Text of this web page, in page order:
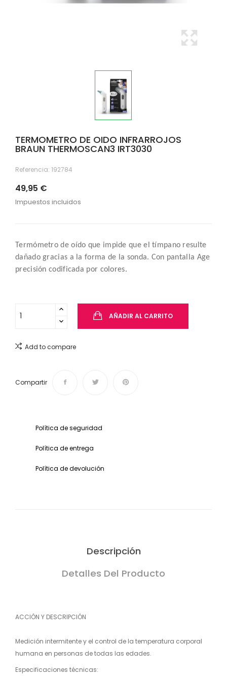
TERMOMETRO DE OIDO INFRARROJOS
BRAUN THERMOSCAN3 IRT3030
Referencia: 192784
49,95 €
Impuestos incluidos
Termómetro de oído que impide que el tímpano resulte
dañado gracias a la forma de la sonda. Con pantalla Age
precisión codificada por colores.
AÑADIR AL CARRITO
Add to compare
Compartir
Política de seguridad
Política de entrega
Política de devolución
Descripción
Detalles Del Producto
ACCIÓN Y DESCRIPCIÓN
Medición intermitente y el control de la temperatura corporal
humana en personas de todas las edades.
Especificaciones técnicas: